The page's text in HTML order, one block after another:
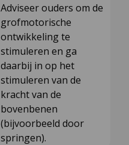
Adviseer ouders om de
grofmotorische
ontwikkeling te
stimuleren en ga
daarbij in op het
stimuleren van de
kracht van de
bovenbenen
(bijvoorbeeld door
springen).